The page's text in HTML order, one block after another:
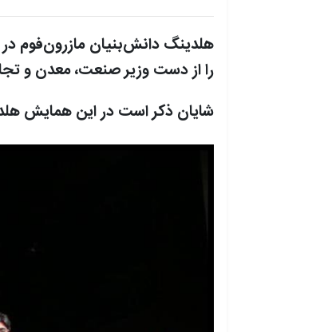
هلدینگ دانش‌بنیان مازرون‌فوم
را از دست وزیر صنعت، معدن و
شایان ذکر است در این همایش